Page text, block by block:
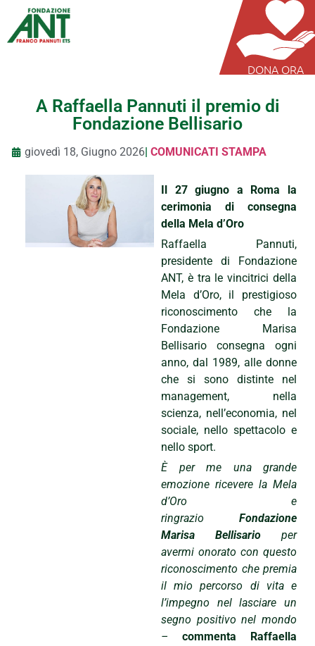
DONA ORA
A Raffaella Pannuti il premio di
Fondazione Bellisario
giovedì 18, Giugno 2026| COMUNICATI STAMPA
Il 27 giugno a Roma la
cerimonia di consegna
della Mela d’Oro
Raffaella Pannuti,
presidente di Fondazione
ANT, è tra le vincitrici della
Mela d’Oro, il prestigioso
riconoscimento che la
Fondazione Marisa
Bellisario consegna ogni
anno, dal 1989, alle donne
che si sono distinte nel
management, nella
scienza, nell’economia, nel
sociale, nello spettacolo e
nello sport.
È per me una grande
emozione ricevere la Mela
d’Oro e
ringrazio Fondazione
Marisa Bellisario per
avermi onorato con questo
riconoscimento che premia
il mio percorso di vita e
l’impegno nel lasciare un
segno positivo nel mondo
–commenta Raffaella